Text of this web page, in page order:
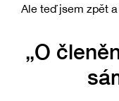
Ale teď jsem zpět
„O